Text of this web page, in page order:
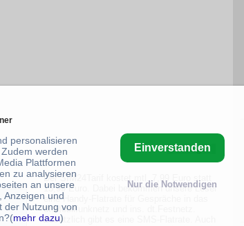
Der SIM24Tarif kostet mtl. 7,99 Euro statt
13,99 Euro. Dabei bekommen unsere Leser
eine Handy-Flatrate für Gespräche in das
dt.Mobilfunknetz und ins. dt.Festnetz.
Zusätzlich gibt es eine SMS-Flatrate. Auch
personalisieren
werden
Plattformen
zu analysieren
an unsere
Anzeigen und
der Nutzung von
mehr dazu)
Einverstanden
Nur die Notwendigen